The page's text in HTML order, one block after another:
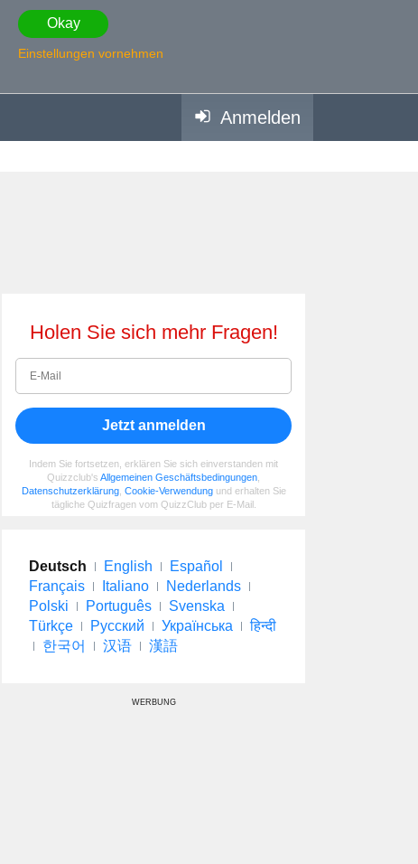
Okay
Einstellungen vornehmen
Anmelden
Holen Sie sich mehr Fragen!
Jetzt anmelden
Indem Sie fortsetzen, erklären Sie sich einverstanden mit
Quizzclub's Allgemeinen Geschäftsbedingungen
Datenschutzerklärung, Cookie-Verwendungund erhalten Sie
tägliche Quizfragen vom QuizzClub per E-Mail.
Deutsch English
Español
Français
Italiano
Nederlands
Polski
Português
Svenska
Türkçe
Русский Українська
हिन्दी
한국어
汉语 漢語
WERBUNG